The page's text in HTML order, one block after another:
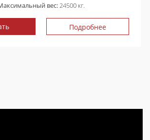
вес:24500 кг.
Подробнее